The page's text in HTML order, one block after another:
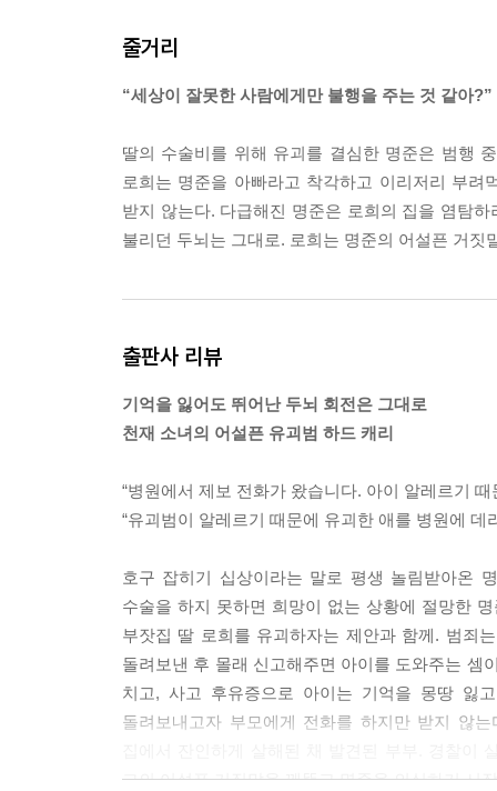
“돈이 필요했어.”
로희가 단호하게 말을 잘랐다.
확인 사살을 하듯 혜은이 다시 힘주어 말했다.
“돈을 안 줄 수 없을 테니까.”
--- p.201
줄거리
“세상이 잘못한 사람에게만 불행을 주는 것 같아?”
딸의 수술비를 위해 유괴를 결심한 명준은 범행
로희는 명준을 아빠라고 착각하고 이리저리 부
받지 않는다. 다급해진 명준은 로희의 집을 염탐
불리던 두뇌는 그대로. 로희는 명준의 어설픈 거
출판사 리뷰
기억을 잃어도 뛰어난 두뇌 회전은 그대로
천재 소녀의 어설픈 유괴범 하드 캐리
“병원에서 제보 전화가 왔습니다. 아이 알레르기 때
“유괴범이 알레르기 때문에 유괴한 애를 병원에 데
호구 잡히기 십상이라는 말로 평생 놀림받아온
수술을 하지 못하면 희망이 없는 상황에 절망한
부잣집 딸 로희를 유괴하자는 제안과 함께. 범죄
돌려보낸 후 몰래 신고해주면 아이를 도와주는 셈
치고, 사고 후유증으로 아이는 기억을 몽땅 잃
돌려보내고자 부모에게 전화를 하지만 받지 않
그의 어설픈 거짓말을 꿰뚫고 명준을 의심하기 시